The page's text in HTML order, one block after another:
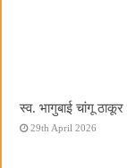
स्व. भागुबाई चांगू ठाकूर
29th April 2026